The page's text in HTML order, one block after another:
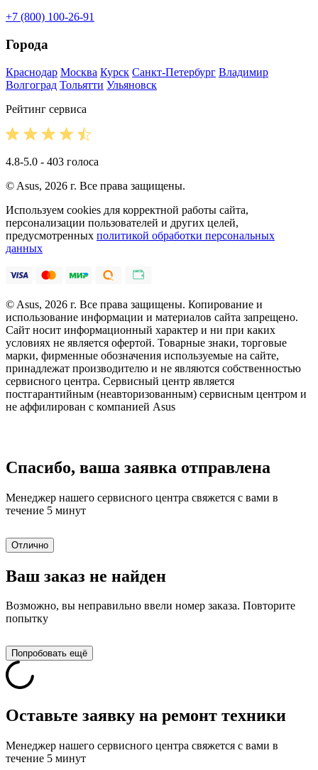
+7 (800) 100-26-91
Города
Краснодар Москва Курск Санкт-Петербург Владимир
Волгоград Тольятти Ульяновск
Рейтинг сервиса
4.8-5.0 - 403 голоса
© Asus, 2026 г. Все права защищены.
Используем cookies для корректной работы сайта,
персонализации пользователей и других целей,
предусмотренных политикой обработки персональных
данных
© Asus, 2026 г. Все права защищены. Копирование и
использование информации и материалов сайта запрещено.
Сайт носит информационный характер и ни при каких
условиях не является офертой. Товарные знаки, торговые
марки, фирменные обозначения используемые на сайте,
принадлежат производителю и не являются собственностью
сервисного центра. Сервисный центр является
постгарантийным (неавторизованным) сервисным центром и
не аффилирован с компанией Asus
Спасибо, ваша заявка отправлена
Менеджер нашего сервисного центра свяжется с вами в
течение 5 минут
Отлично
Ваш заказ не найден
Возможно, вы неправильно ввели номер заказа. Повторите
попытку
Попробовать ещё
Оставьте заявку на ремонт техники
Менеджер нашего сервисного центра свяжется с вами в
течение 5 минут